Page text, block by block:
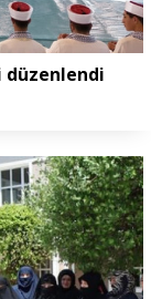
düzenlendi